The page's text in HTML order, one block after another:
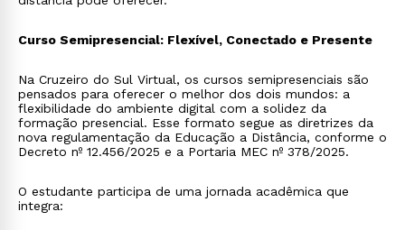
Curso Semipresencial: Flexível, Conectado e Presente
Na Cruzeiro do Sul Virtual, os cursos semipresenciais são
pensados para oferecer o melhor dos dois mundos: a
flexibilidade do ambiente digital com a solidez da
formação presencial. Esse formato segue as diretrizes da
nova regulamentação da Educação a Distância, conforme o
Decreto nº 12.456/2025 e a Portaria MEC nº 378/2025.
O estudante participa de uma jornada acadêmica que
integra: